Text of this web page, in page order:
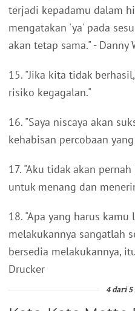
terjadi kepadamu dalam
mengatakan 'ya' pada
akan tetap sama." - Danny
15. "Jika kita tidak
risiko kegagalan."
16. "Saya niscaya akan
kehabisan percobaan
17. "Aku tidak akan
untuk menang dan
18. "Apa yang harus
melakukannya sangatlah
bersedia melakukannya,
Drucker
4 dari 5